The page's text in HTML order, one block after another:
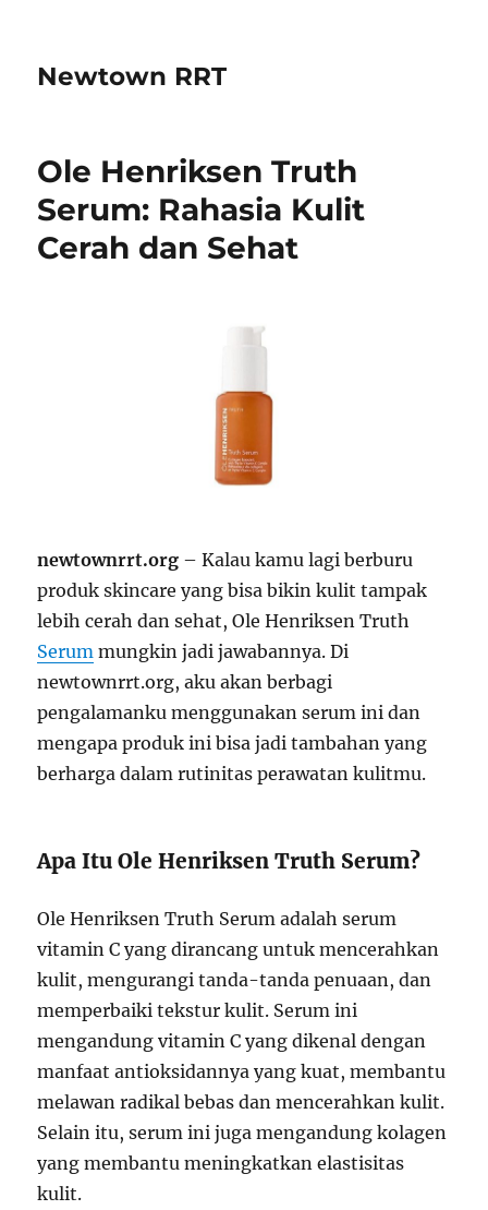
Newtown RRT
Ole Henriksen Truth
Serum: Rahasia Kulit
Cerah dan Sehat
newtownrrt.org – Kalau kamu lagi berburu
produk skincare yang bisa bikin kulit tampak
lebih cerah dan sehat, Ole Henriksen Truth
Serum mungkin jadi jawabannya. Di
newtownrrt.org, aku akan berbagi
pengalamanku menggunakan serum ini dan
mengapa produk ini bisa jadi tambahan yang
berharga dalam rutinitas perawatan kulitmu.
Apa Itu Ole Henriksen Truth Serum?
Ole Henriksen Truth Serum adalah serum
vitamin C yang dirancang untuk mencerahkan
kulit, mengurangi tanda-tanda penuaan, dan
memperbaiki tekstur kulit. Serum ini
mengandung vitamin C yang dikenal dengan
manfaat antioksidannya yang kuat, membantu
melawan radikal bebas dan mencerahkan kulit.
Selain itu, serum ini juga mengandung kolagen
yang membantu meningkatkan elastisitas
kulit.